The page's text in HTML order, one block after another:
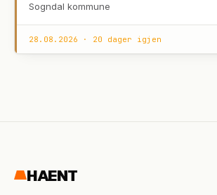
Sogndal kommune
28.08.2026 · 20 dager igjen
HAENT